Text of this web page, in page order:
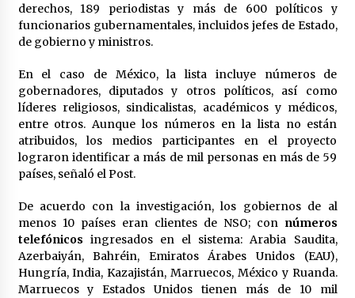
derechos, 189 periodistas y más de 600 políticos y
funcionarios gubernamentales, incluidos jefes de Estado,
de gobierno y ministros.
En el caso de México, la lista incluye números de
gobernadores, diputados y otros políticos, así como
líderes religiosos, sindicalistas, académicos y médicos,
entre otros. Aunque los números en la lista no están
atribuidos, los medios participantes en el proyecto
lograron identificar a más de mil personas en más de 59
países, señaló el Post.
De acuerdo con la investigación, los gobiernos de al
menos 10 países eran clientes de NSO; con números
telefónicos ingresados en el sistema: Arabia Saudita,
Azerbaiyán, Bahréin, Emiratos Árabes Unidos (EAU),
Hungría, India, Kazajistán, Marruecos, México y Ruanda.
Marruecos y Estados Unidos tienen más de 10 mil